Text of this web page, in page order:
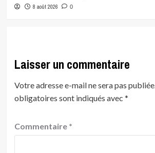
8 août 2026 0
Laisser un commentaire
Votre adresse e-mail ne sera pas publiée.
obligatoires sont indiqués avec *
Commentaire *